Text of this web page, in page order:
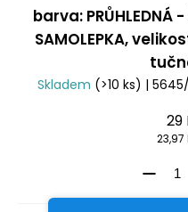
barva: PRŮHLEDNÁ
SAMOLEPKA,
Skladem (>10 ks) |
29
23,97